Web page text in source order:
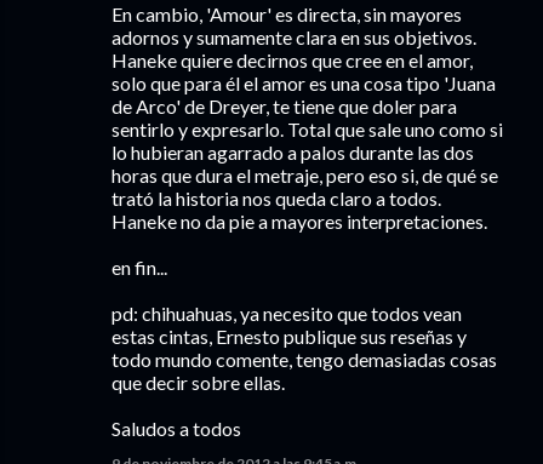
En cambio, 'Amour' es directa, sin mayores
adornos y sumamente clara en sus objetivos.
Haneke quiere decirnos que cree en el amor,
solo que para él el amor es una cosa tipo 'Juana
de Arco' de Dreyer, te tiene que doler para
sentirlo y expresarlo. Total que sale uno como si
lo hubieran agarrado a palos durante las dos
horas que dura el metraje, pero eso si, de qué se
trató la historia nos queda claro a todos.
Haneke no da pie a mayores interpretaciones.
en fin...
pd: chihuahuas, ya necesito que todos vean
estas cintas, Ernesto publique sus reseñas y
todo mundo comente, tengo demasiadas cosas
que decir sobre ellas.
Saludos a todos